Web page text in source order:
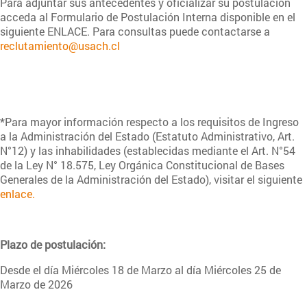
acceda al Formulario de Postulación Interna disponible en el
siguiente ENLACE. Para consultas puede contactarse a
reclutamiento@usach.cl
*Para mayor información respecto a los requisitos de Ingreso
a la Administración del Estado (Estatuto Administrativo, Art.
N°12) y las inhabilidades (establecidas mediante el Art. N°54
de la Ley N° 18.575, Ley Orgánica Constitucional de Bases
Generales de la Administración del Estado), visitar el siguiente
enlace.
Plazo de postulación:
Desde el día Miércoles 18 de Marzo al día Miércoles 25 de
Marzo de 2026